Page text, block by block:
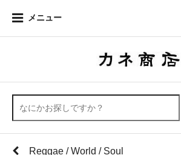
メニュー
Reggae / World / Soul